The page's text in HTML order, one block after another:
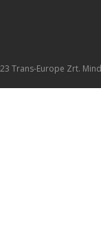
Trans-Europe Zrt.